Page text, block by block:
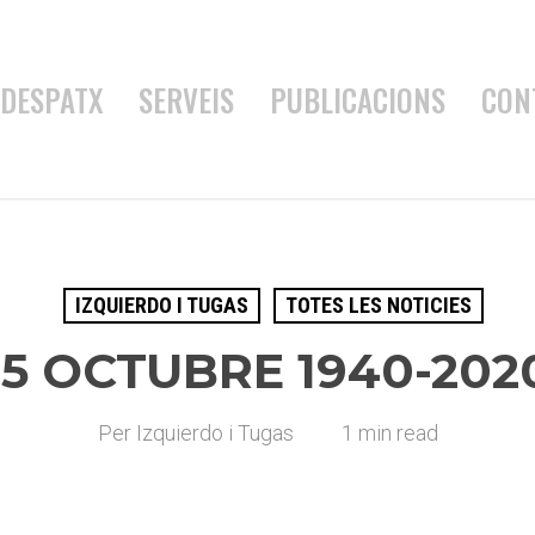
DESPATX SERVEIS PUBLICACIONS
IZQUIERDO I TUGAS TOTES LES NOTICIES
OCTUBRE 1940-
Per Izquierdo i Tugas 1 min read